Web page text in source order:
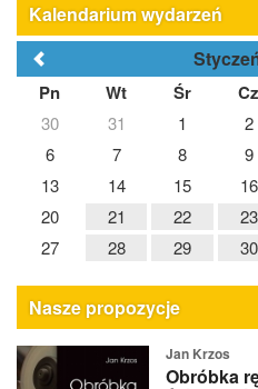
Kalendarium wydarzeń
Pn Wt Śr Cz
30 31 1 2
6
7 8 9
13
14 15 16
20
21 22 23
27
28 29 30
Nasze propozycje
Jan Krzos
Obróbka